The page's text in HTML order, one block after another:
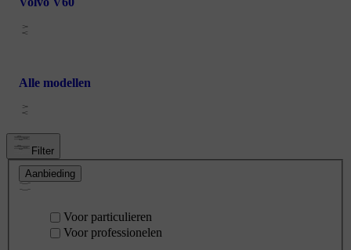
Alle modellen
Filter
Aanbieding
Voor particulieren
Voor professionelen